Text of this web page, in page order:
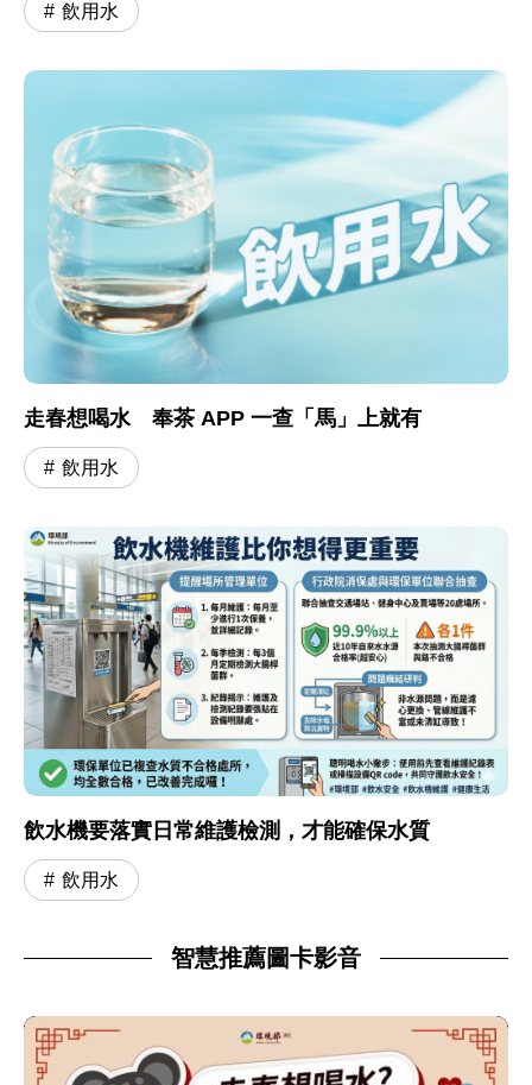
飲用水
走春想喝水 奉茶 APP 一查「馬」上就有
飲用水
飲水機要落實日常維護檢測，才能確保水質
飲用水
智慧推薦圖卡影音